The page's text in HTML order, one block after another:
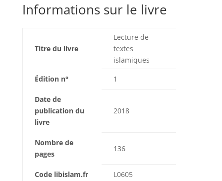
Informations sur le livre
Titre du livre
Lecture de
textes
islamiques
Édition n°
1
Date de
publication du
livre
2018
Nombre de
pages
136
Code libislam.fr L0605